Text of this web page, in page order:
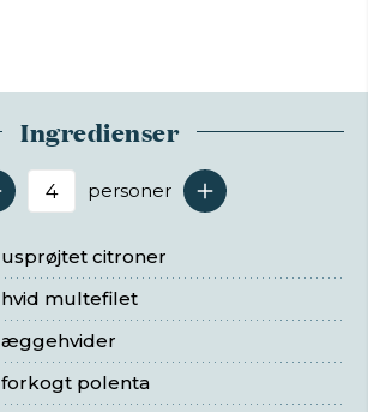
Ingredienser
Antal serveringer
personer
usprøjtet citroner
hvid multefilet
æggehvider
forkogt polenta